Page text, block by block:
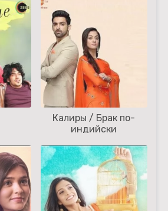
Калиры / Брак по-
индийски